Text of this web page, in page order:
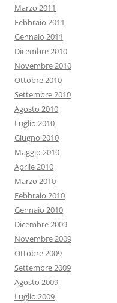
Marzo 2011
Febbraio 2011
Gennaio 2011
Dicembre 2010
Novembre 2010
Ottobre 2010
Settembre 2010
Agosto 2010
Luglio 2010
Giugno 2010
Maggio 2010
Aprile 2010
Marzo 2010
Febbraio 2010
Gennaio 2010
Dicembre 2009
Novembre 2009
Ottobre 2009
Settembre 2009
Agosto 2009
Luglio 2009